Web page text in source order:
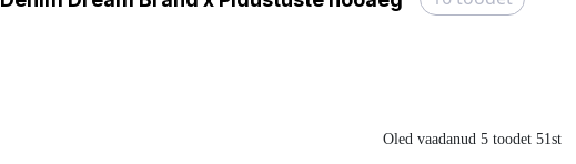
Oled vaadanud 5 toodet 51st